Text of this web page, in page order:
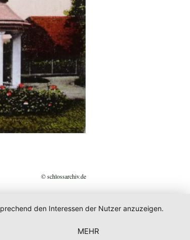
© schlossarchiv.de
den Interessen der Nutzer anzuzeigen.
MEHR